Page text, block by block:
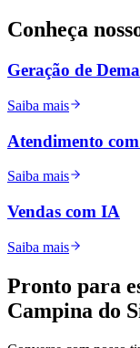
Conheça
Geração de
Saiba mais
Atendimento
Saiba mais
Vendas com IA
Saiba mais
Pronto para
Campina do